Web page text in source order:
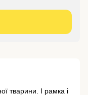
тварини. І рамка і